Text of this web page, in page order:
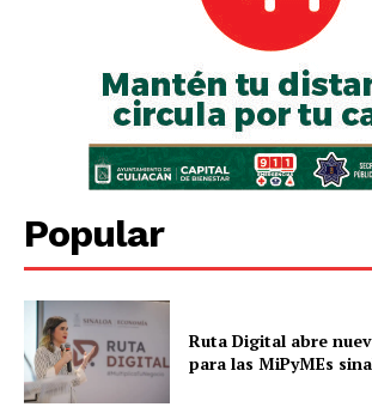
Popular
Ruta Digital abre
para las MiPyMEs